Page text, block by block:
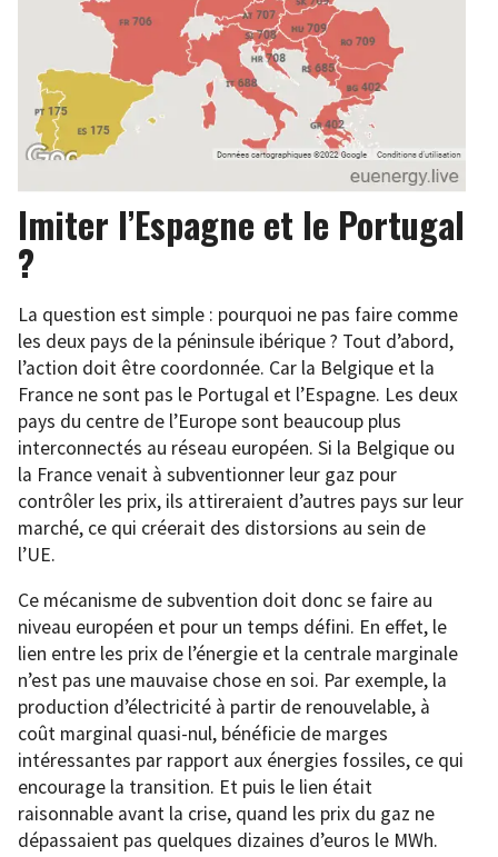
Imiter l’Espagne et le Portugal
?
La question est simple : pourquoi ne pas faire comme
les deux pays de la péninsule ibérique ? Tout d’abord,
l’action doit être coordonnée. Car la Belgique et la
France ne sont pas le Portugal et l’Espagne. Les deux
pays du centre de l’Europe sont beaucoup plus
interconnectés au réseau européen. Si la Belgique ou
la France venait à subventionner leur gaz pour
contrôler les prix, ils attireraient d’autres pays sur leur
marché, ce qui créerait des distorsions au sein de
l’UE.
Ce mécanisme de subvention doit donc se faire au
niveau européen et pour un temps défini. En effet, le
lien entre les prix de l’énergie et la centrale marginale
n’est pas une mauvaise chose en soi. Par exemple, la
production d’électricité à partir de renouvelable, à
coût marginal quasi-nul, bénéficie de marges
intéressantes par rapport aux énergies fossiles, ce qui
encourage la transition. Et puis le lien était
raisonnable avant la crise, quand les prix du gaz ne
dépassaient pas quelques dizaines d’euros le MWh.